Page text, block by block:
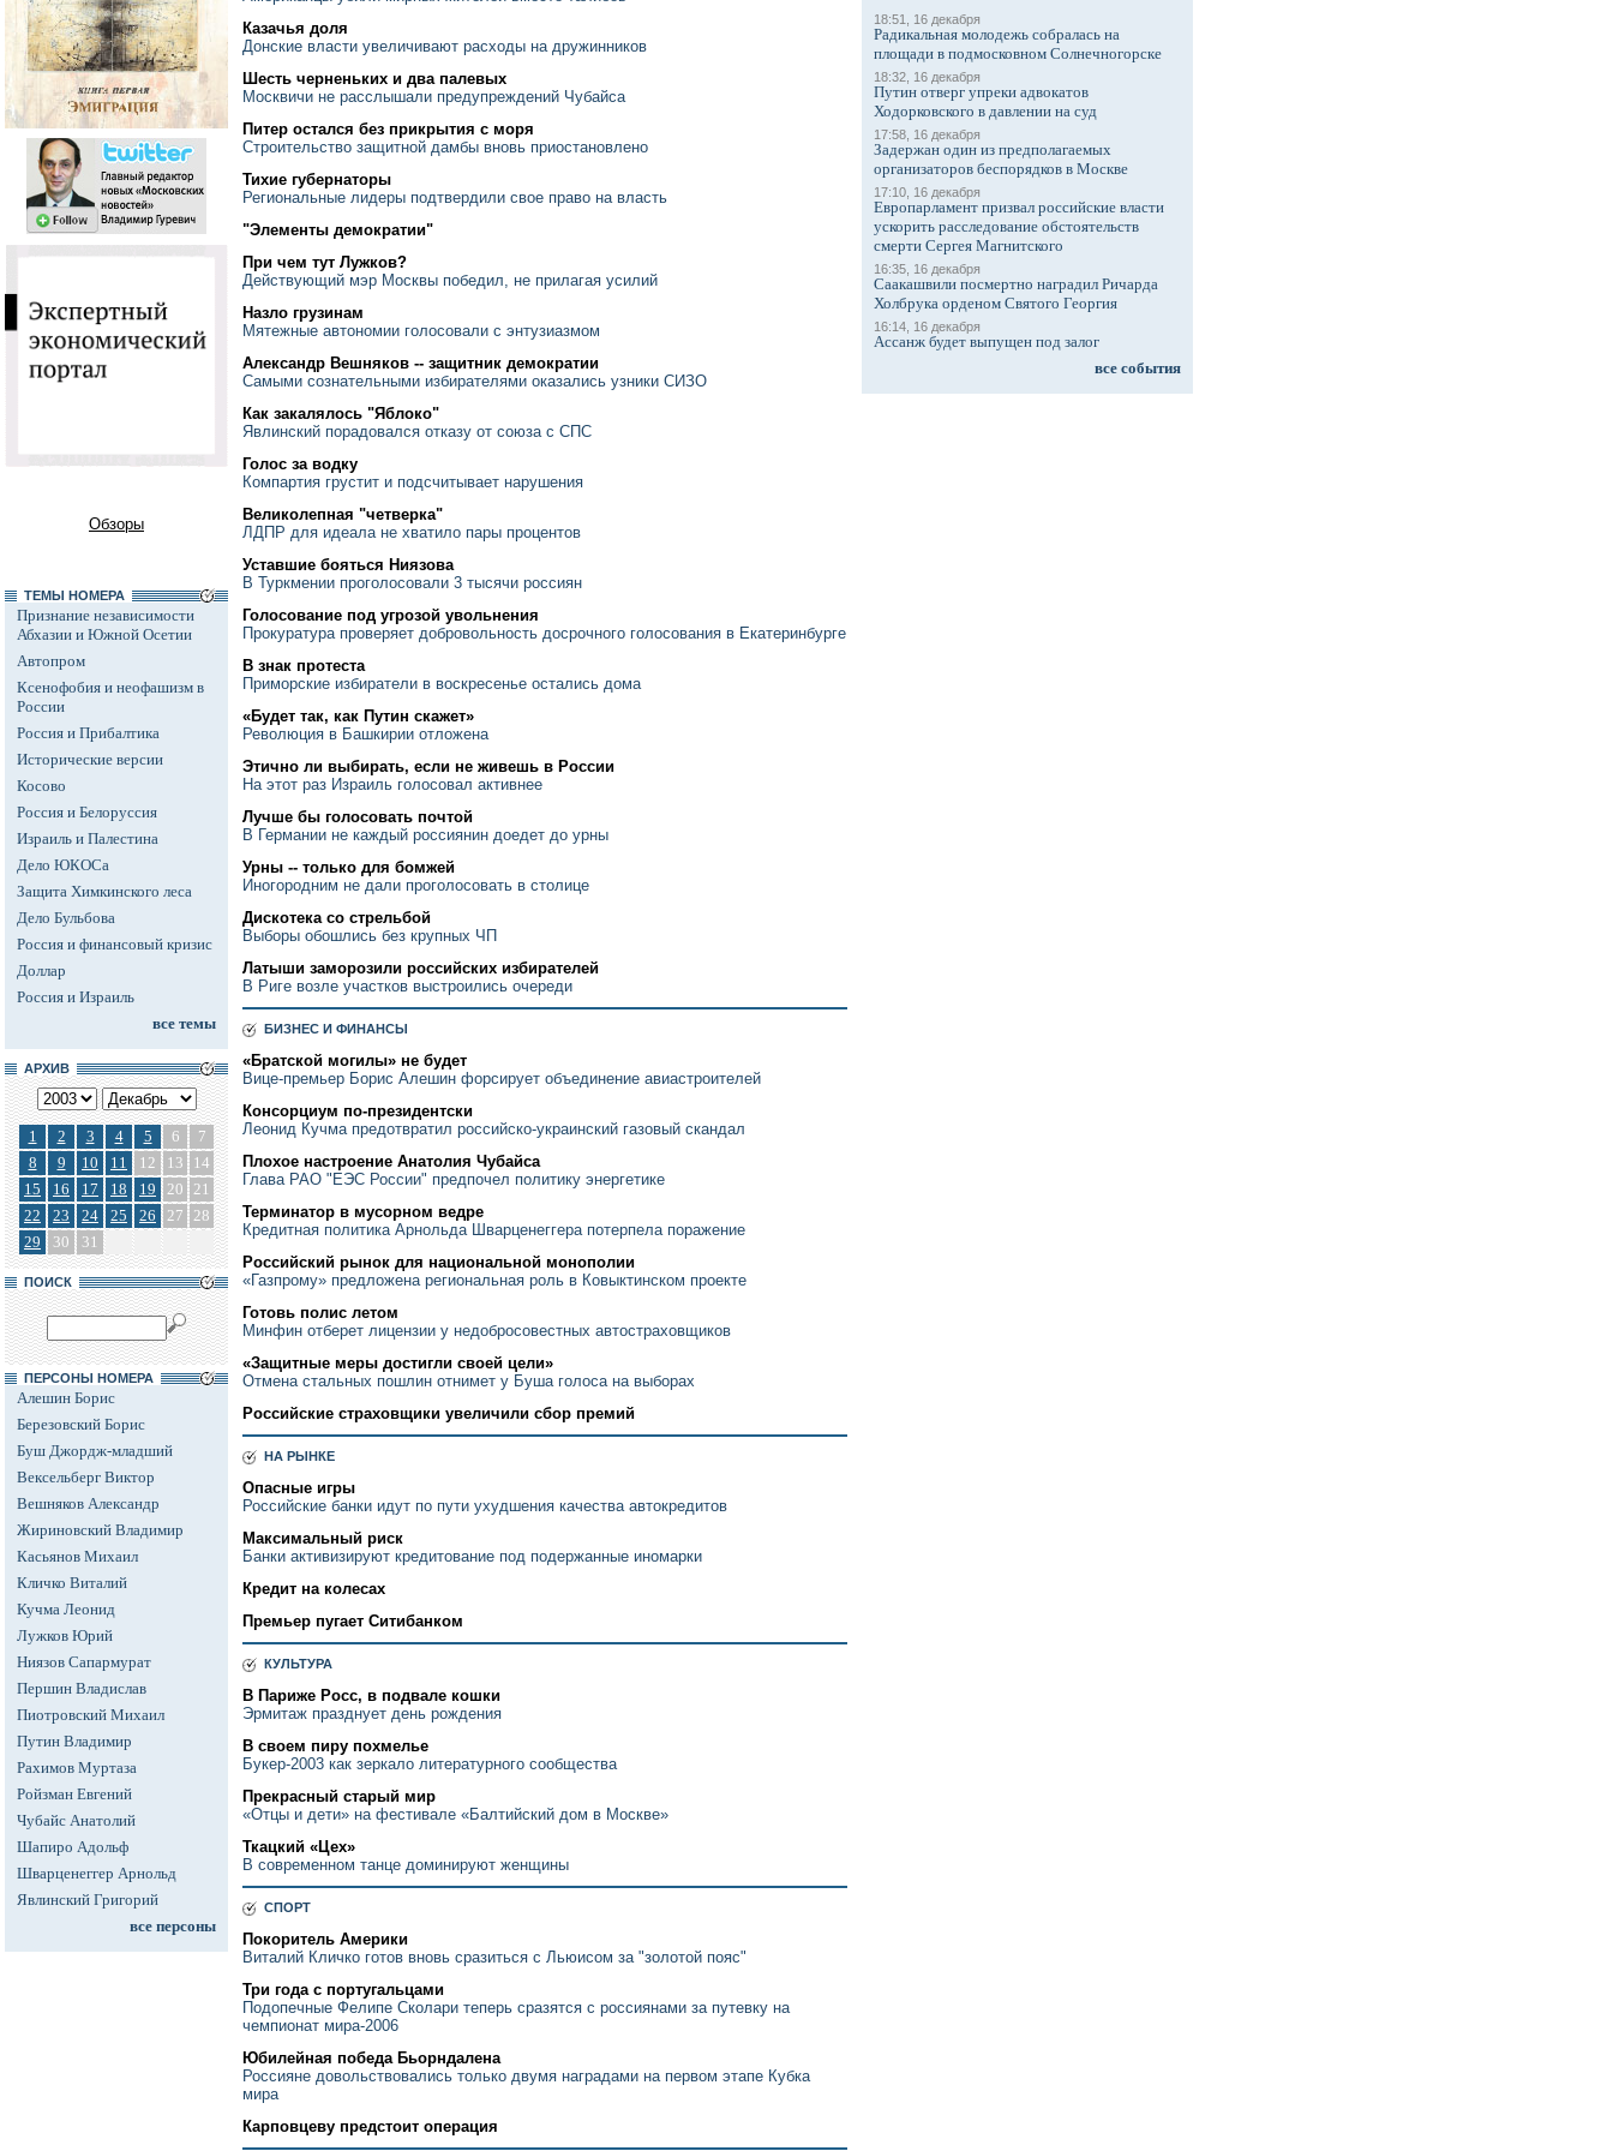
Обзоры
ТЕМЫ НОМЕРА
Признание независимости
Абхазии и Южной Осетии
Автопром
Ксенофобия и неофашизм в
России
Россия и Прибалтика
Исторические версии
Косово
Россия и Белоруссия
Израиль и Палестина
Дело ЮКОСа
Защита Химкинского леса
Дело Бульбова
Россия и финансовый кризис
Доллар
Россия и Израиль
все темы
АРХИВ
1 2 3 4 5 6
7
8
9 10 11 12 13
14
15
16 17 18 19 20 21
22
23 24 25 26 27 28
29
30 31
ПОИСК
ПЕРСОНЫ НОМЕРА
Алешин Борис
Березовский Борис
Буш Джордж-младший
Вексельберг Виктор
Вешняков Александр
Жириновский Владимир
Касьянов Михаил
Кличко Виталий
Кучма Леонид
Лужков Юрий
Ниязов Сапармурат
Першин Владислав
Пиотровский Михаил
Путин Владимир
Рахимов Муртаза
Ройзман Евгений
Чубайс Анатолий
Шапиро Адольф
Шварценеггер Арнольд
Явлинский Григорий
все персоны
Казачья доля
Донские власти увеличивают расходы на дружинников
Шесть черненьких и два палевых
Москвичи не расслышали предупреждений Чубайса
Питер остался без прикрытия с моря
Строительство защитной дамбы вновь приостановлено
Тихие губернаторы
Региональные лидеры подтвердили свое право на власть
"Элементы демократии"
При чем тут Лужков?
Действующий мэр Москвы победил, не прилагая усилий
Назло грузинам
Мятежные автономии голосовали с энтузиазмом
Александр Вешняков -- защитник демократии
Самыми сознательными избирателями оказались узники СИЗО
Как закалялось "Яблоко"
Явлинский порадовался отказу от союза с СПС
Голос за водку
Компартия грустит и подсчитывает нарушения
Великолепная "четверка"
ЛДПР для идеала не хватило пары процентов
Уставшие бояться Ниязова
В Туркмении проголосовали 3 тысячи россиян
Голосование под угрозой увольнения
Прокуратура проверяет добровольность досрочного голосования в Екатеринбурге
В знак протеста
Приморские избиратели в воскресенье остались дома
«Будет так, как Путин скажет»
Революция в Башкирии отложена
Этично ли выбирать, если не живешь в России
На этот раз Израиль голосовал активнее
Лучше бы голосовать почтой
В Германии не каждый россиянин доедет до урны
Урны -- только для бомжей
Иногородним не дали проголосовать в столице
Дискотека со стрельбой
Выборы обошлись без крупных ЧП
Латыши заморозили российских избирателей
В Риге возле участков выстроились очереди
БИЗНЕС И ФИНАНСЫ
«Братской могилы» не будет
Вице-премьер Борис Алешин форсирует объединение авиастроителей
Консорциум по-президентски
Леонид Кучма предотвратил российско-украинский газовый скандал
Плохое настроение Анатолия Чубайса
Глава РАО "ЕЭС России" предпочел политику энергетике
Терминатор в мусорном ведре
Кредитная политика Арнольда Шварценеггера потерпела поражение
Российский рынок для национальной монополии
«Газпрому» предложена региональная роль в Ковыктинском проекте
Готовь полис летом
Минфин отберет лицензии у недобросовестных автостраховщиков
«Защитные меры достигли своей цели»
Отмена стальных пошлин отнимет у Буша голоса на выборах
Российские страховщики увеличили сбор премий
НА РЫНКЕ
Опасные игры
Российские банки идут по пути ухудшения качества автокредитов
Максимальный риск
Банки активизируют кредитование под подержанные иномарки
Кредит на колесах
Премьер пугает Ситибанком
КУЛЬТУРА
В Париже Росс, в подвале кошки
Эрмитаж празднует день рождения
В своем пиру похмелье
Букер-2003 как зеркало литературного сообщества
Прекрасный старый мир
«Отцы и дети» на фестивале «Балтийский дом в Москве»
Ткацкий «Цех»
В современном танце доминируют женщины
СПОРТ
Покоритель Америки
Виталий Кличко готов вновь сразиться с Льюисом за "золотой пояс"
Три года с португальцами
Подопечные Фелипе Сколари теперь сразятся с россиянами за путевку на
чемпионат мира-2006
Юбилейная победа Бьорндалена
Россияне довольствовались только двумя наградами на первом этапе Кубка
мира
Карповцеву предстоит операция
18:51, 16 декабря
Радикальная молодежь собралась на
площади в подмосковном Солнечногорске
18:32, 16 декабря
Путин отверг упреки адвокатов
Ходорковского в давлении на суд
17:58, 16 декабря
Задержан один из предполагаемых
организаторов беспорядков в Москве
17:10, 16 декабря
Европарламент призвал российские власти
ускорить расследование обстоятельств
смерти Сергея Магнитского
16:35, 16 декабря
Саакашвили посмертно наградил Ричарда
Холбрука орденом Святого Георгия
16:14, 16 декабря
Ассанж будет выпущен под залог
все события